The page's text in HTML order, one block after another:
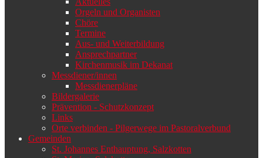
Orgeln und Organisten
Chöre
Termine
Aus- und Weiterbildung
Ansprechpartner
Kirchenmusik im Dekanat
Messdiener/innen
Messdienerpläne
Bildergalerie
Prävention - Schutzkonzept
Links
Orte verbinden - Pilgerwege im Pastoralverbund
Gemeinden
St. Johannes Enthauptung, Salzkotten